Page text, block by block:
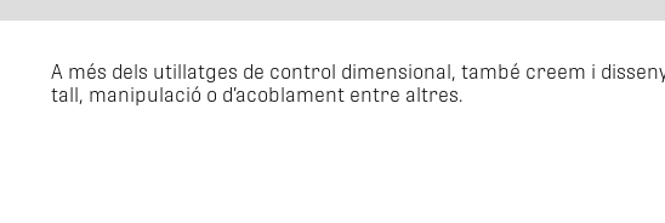
A més dels utillatges de control dimensional, també creem i
tall, manipulació o d’acoblament entre altres.